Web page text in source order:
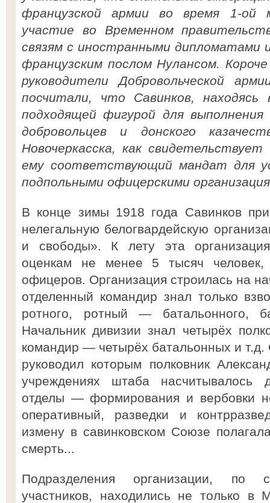
французской армии во время 1-
участие во Временном
связям с иностранными дипломатами
французским послом Нулансом.
руководители Добровольческой
посчитали, что Савинков,
подходящей фигурой для
добровольцев и донского
Новочеркасска, как
ему соответствующий мандат для
подпольными офицерскими
В конце зимы 1918 года Савинков
нелегальную белогвардейскую
и свободы». К лету эта
оценкам не менее 5 тысяч
офицеров. Организация строилась на
отделенный командир знал только
ротного, ротный — батальонного,
Начальник дивизии знал четырёх
командир — четырёх батальонных и
руководил которым полковник
учреждениях штаба
отделы — формирования и вербовки
оперативный, разведки и
измену в савинковском Союзе
смерть...
Подразделения организации, по
участников, находились не только